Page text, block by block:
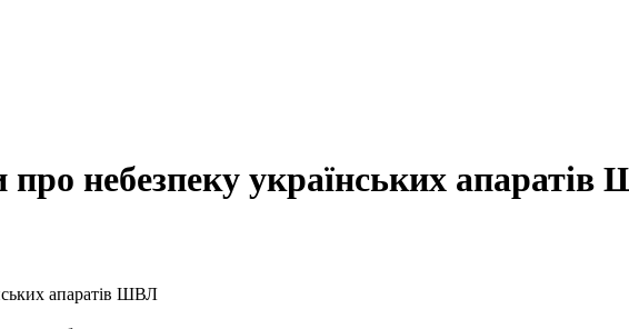
про небезпеку українських